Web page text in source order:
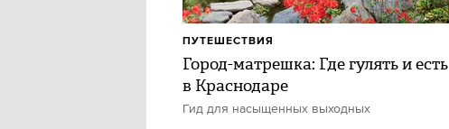
Город-матрешка: Где гулять и есть
в Краснодаре
Гид для насыщенных выходных
ПУТЕШЕСТВИЯ